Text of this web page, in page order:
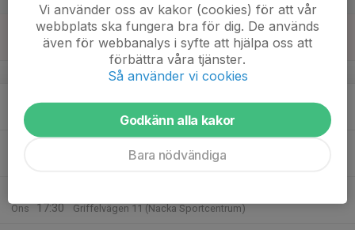
v.12
Mån Griffelvägen 11 (Nacka Sportcentrum)
Ons
17:30
Griffelvägen 11 (Nacka Sportcentrum)
Vi använder oss av kakor (cookies) för att vår
webbplats ska fungera bra för dig. De används
även för webbanalys i syfte att hjälpa oss att
förbättra våra tjänster.
Så använder vi cookies
Godkänn alla kakor
Bara nödvändiga